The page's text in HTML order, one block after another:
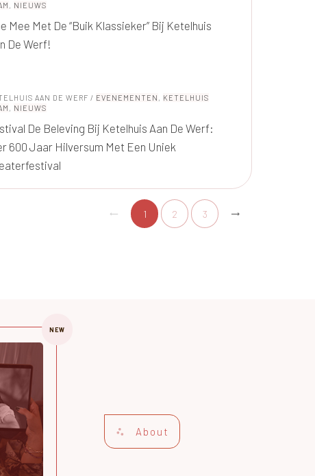
, NIEUWS
Mee Met De “Buik Klassieker” Bij Ketelhuis
De Werf!
AAN DE WERF / EVENEMENTEN , KETELHUIS
, NIEUWS
De Beleving Bij Ketelhuis Aan De Werf:
600 Jaar Hilversum Met Een Uniek
1 2 3
NEW
About